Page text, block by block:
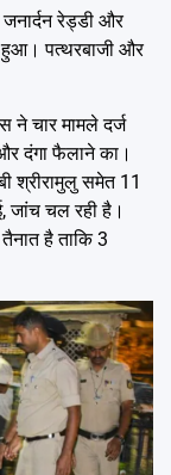
जनार्दन रेड्डी और
हुआ। पत्थरबाजी और
ने चार मामले दर्ज
दंगा फैलाने का।
श्रीरामुलु समेत 11
जांच चल रही है।
है ताकि 3